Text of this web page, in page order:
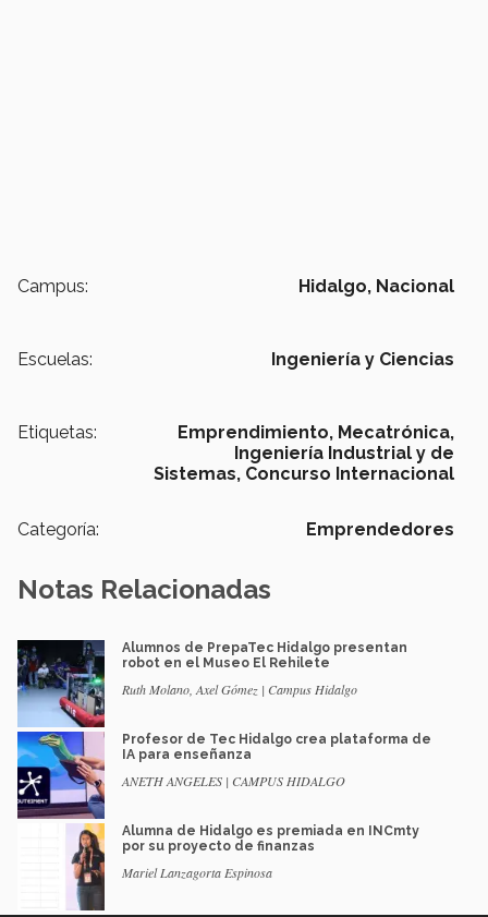
Campus: Hidalgo, Nacional
Escuelas: Ingeniería y Ciencias
Etiquetas: Emprendimiento, Mecatrónica,
Ingeniería Industrial y de
Sistemas, Concurso Internacional
Categoría: Emprendedores
Notas Relacionadas
Alumnos de PrepaTec Hidalgo presentan
robot en el Museo El Rehilete
Ruth Molano, Axel Gómez | Campus Hidalgo
Profesor de Tec Hidalgo crea plataforma de
IA para enseñanza
ANETH ANGELES | CAMPUS HIDALGO
Alumna de Hidalgo es premiada en INCmty
por su proyecto de finanzas
Mariel Lanzagorta Espinosa